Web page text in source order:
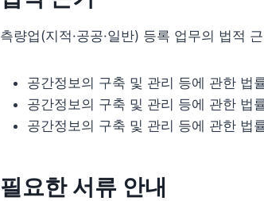
측량업(지적·공공·일반) 등록 업무의 법적
공간정보의 구축 및 관리 등에 관한 법
공간정보의 구축 및 관리 등에 관한 법
공간정보의 구축 및 관리 등에 관한 법
필요한 서류 안내